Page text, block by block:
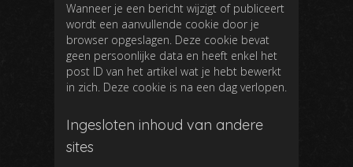
Wanneer je een bericht wijzigt of publiceert
wordt een aanvullende cookie door je
browser opgeslagen. Deze cookie bevat
geen persoonlijke data en heeft enkel het
post ID van het artikel wat je hebt bewerkt
in zich. Deze cookie is na een dag verlopen.
Ingesloten inhoud van andere
sites